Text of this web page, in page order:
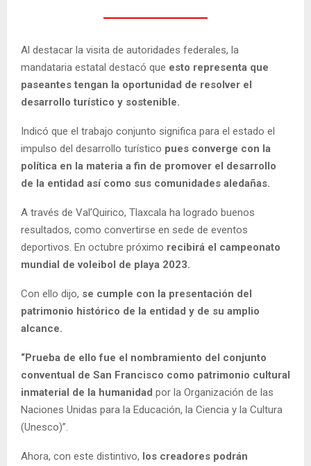
Al destacar la visita de autoridades federales, la
mandataria estatal destacó que esto representa que
paseantes tengan la oportunidad de resolver el
desarrollo turístico y sostenible.
Indicó que el trabajo conjunto significa para el estado el
impulso del desarrollo turístico pues converge con la
política en la materia a fin de promover el desarrollo
de la entidad así como sus comunidades aledañas.
A través de Val’Quirico, Tlaxcala ha logrado buenos
resultados, como convertirse en sede de eventos
deportivos. En octubre próximo recibirá el campeonato
mundial de voleibol de playa 2023.
Con ello dijo, se cumple con la presentación del
patrimonio histórico de la entidad y de su amplio
alcance.
“Prueba de ello fue el nombramiento del conjunto
conventual de San Francisco como patrimonio cultural
inmaterial de la humanidad por la Organización de las
Naciones Unidas para la Educación, la Ciencia y la Cultura
(Unesco)”.
Ahora, con este distintivo, los creadores podrán